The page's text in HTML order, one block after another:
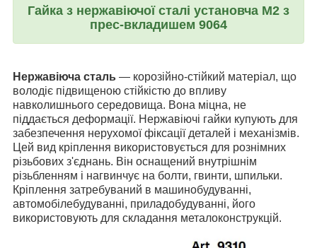
Гайка з нержавіючої сталі установча М2 з
прес-вкладишем 9064
Нержавіюча сталь — корозійно-стійкий матеріал, що
володіє підвищеною стійкістю до впливу
навколишнього середовища. Вона міцна, не
піддається деформації. Нержавіючі гайки купують для
забезпечення нерухомої фіксації деталей і механізмів.
Цей вид кріплення використовується для рознімних
різьбових з'єднань. Він оснащений внутрішнім
різьбленням і нагвинчує на болти, гвинти, шпильки.
Кріплення затребуваний в машинобудуванні,
автомобілебудуванні, приладобудуванні, його
використовують для складання металоконструкцій.